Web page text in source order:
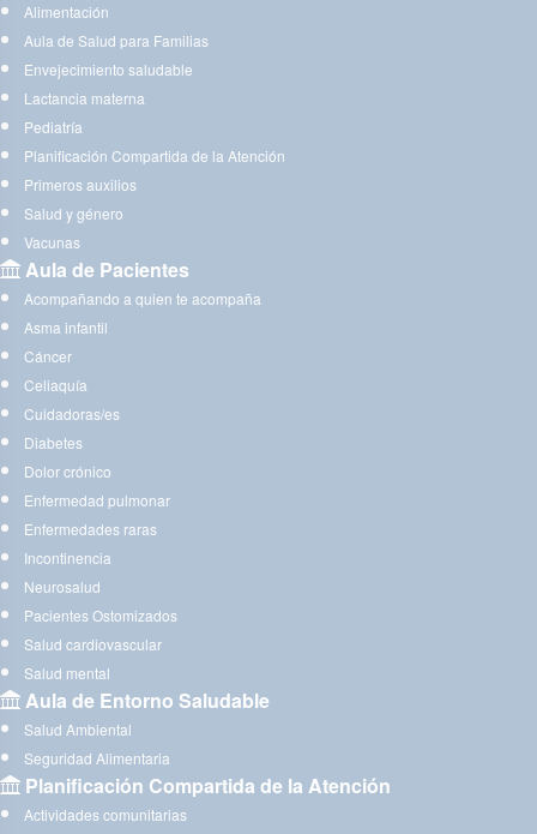
Alimentación
Aula de Salud para Familias
Envejecimiento saludable
Lactancia materna
Pediatría
Planificación Compartida de la Atención
Primeros auxilios
Salud y género
Vacunas
Aula de Pacientes
Acompañando a quien te acompaña
Asma infantil
Cáncer
Celiaquía
Cuidadoras/es
Diabetes
Dolor crónico
Enfermedad pulmonar
Enfermedades raras
Incontinencia
Neurosalud
Pacientes Ostomizados
Salud cardiovascular
Salud mental
Aula de Entorno Saludable
Salud Ambiental
Seguridad Alimentaria
Planificación Compartida de la Atención
Actividades comunitarias